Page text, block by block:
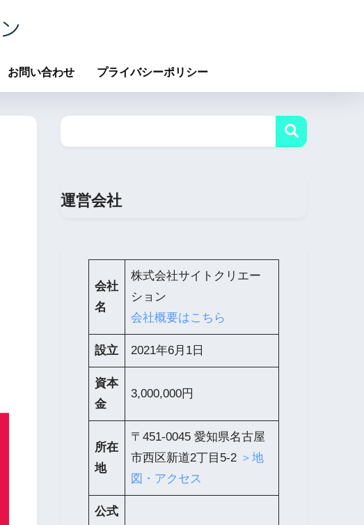
お問い合わせ プライバシーポリシー
運営会社
会社
名
株式会社サイトクリエー
ション
会社概要はこちら
設立 2021年6月1日
資本
金
3,000,000円
所在
地
〒451-0045 愛知県名古屋
市西区新道2丁目5-2 ＞地
図・アクセス
公式